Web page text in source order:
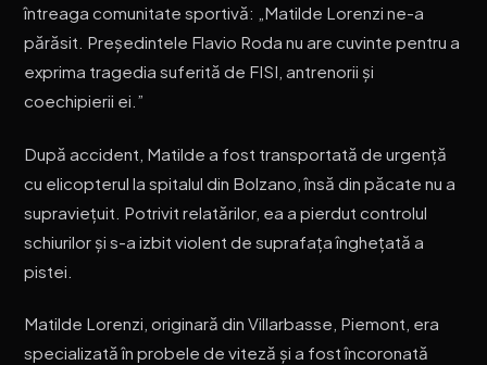
întreaga comunitate sportivă: „Matilde Lorenzi ne-a
părăsit. Președintele Flavio Roda nu are cuvinte pentru a
exprima tragedia suferită de FISI, antrenorii și
coechipierii ei.”
După accident, Matilde a fost transportată de urgență
cu elicopterul la spitalul din Bolzano, însă din păcate nu a
supraviețuit. Potrivit relatărilor, ea a pierdut controlul
schiurilor și s-a izbit violent de suprafața înghețată a
pistei.
Matilde Lorenzi, originară din Villarbasse, Piemont, era
specializată în probele de viteză și a fost încoronată